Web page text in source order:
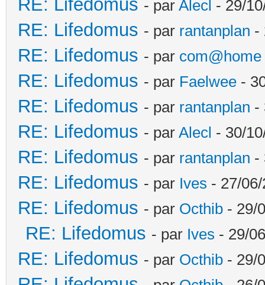
RE: Lifedomus - par Alecl - 29/
RE: Lifedomus - par rantanplan -
RE: Lifedomus - par com@home
RE: Lifedomus - par Faelwee -
RE: Lifedomus - par rantanplan -
RE: Lifedomus - par Alecl - 30/
RE: Lifedomus - par rantanplan -
RE: Lifedomus - par Ives - 27/
RE: Lifedomus - par Octhib - 29/
RE: Lifedomus - par Ives - 29/
RE: Lifedomus - par Octhib - 29/